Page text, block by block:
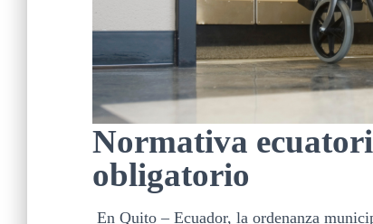
Normativa
obligatorio
En Quito – Ecuador, la ordenanza